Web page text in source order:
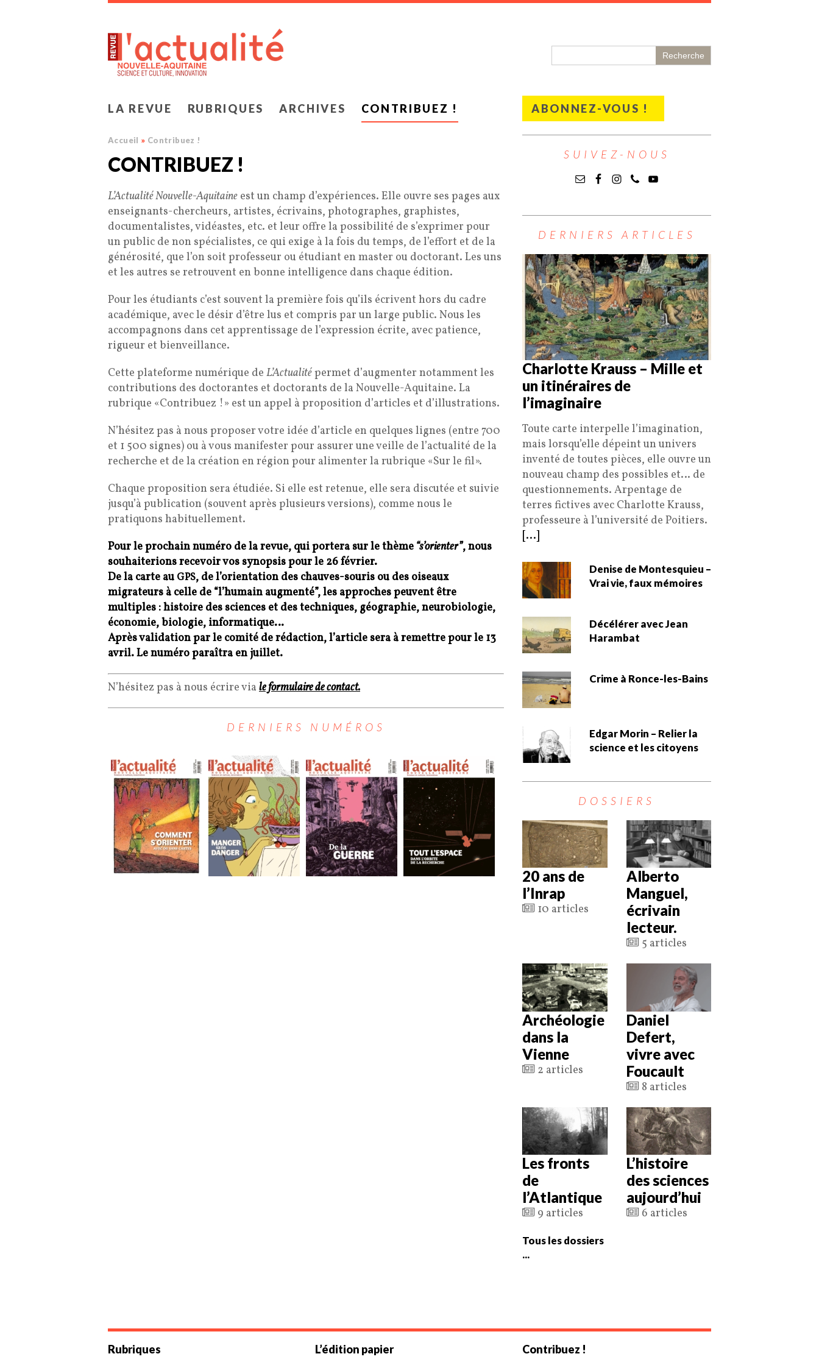
Panneau de gestion des cookies
LA REVUE RUBRIQUES ARCHIVES CONTRIBUEZ ! ABONNEZ-VOUS !
Accueil » Contribuez !
CONTRIBUEZ !
L’Actualité Nouvelle-Aquitaine est un champ d’expériences. Elle ouvre ses pages aux
enseignants-chercheurs, artistes, écrivains, photographes, graphistes,
documentalistes, vidéastes, etc. et leur offre la possibilité de s’exprimer pour
un public de non spécialistes, ce qui exige à la fois du temps, de l’effort et de la
générosité, que l’on soit professeur ou étudiant en master ou doctorant. Les uns
et les autres se retrouvent en bonne intelligence dans chaque édition.
Pour les étudiants c’est souvent la première fois qu’ils écrivent hors du cadre
académique, avec le désir d’être lus et compris par un large public. Nous les
accompagnons dans cet apprentissage de l’expression écrite, avec patience,
rigueur et bienveillance.
Cette plateforme numérique de L’Actualitépermet d’augmenter notamment les
contributions des doctorantes et doctorants de la Nouvelle-Aquitaine. La
rubrique «Contribuez !» est un appel à proposition d’articles et d’illustrations.
N’hésitez pas à nous proposer votre idée d’article en quelques lignes (entre 700
et 1 500 signes) ou à vous manifester pour assurer une veille de l’actualité de la
recherche et de la création en région pour alimenter la rubrique «Sur le fil».
Chaque proposition sera étudiée. Si elle est retenue, elle sera discutée et suivie
jusqu’à publication (souvent après plusieurs versions), comme nous le
pratiquons habituellement.
Pour le prochain numéro de la revue, qui portera sur le thème “s’orienter”, nous
souhaiterions recevoir vos synopsis pour le 26 février.
De la carte au GPS, de l’orientation des chauves-souris ou des oiseaux
migrateurs à celle de “l’humain augmenté”, les approches peuvent être
multiples :histoire des sciences et des techniques, géographie, neurobiologie,
économie, biologie, informatique…
Après validation par le comité de rédaction, l’article sera à remettre pour le 13
avril.Le numéro paraîtra en juillet.
N’hésitez pas à nous écrire via le formulaire de contact.
DERNIERS NUMÉROS
SUIVEZ-NOUS
DERNIERS ARTICLES
Charlotte Krauss – Mille et
un itinéraires de
l’imaginaire
Toute carte interpelle l’imagination,
mais lorsqu’elle dépeint un univers
inventé de toutes pièces, elle ouvre un
nouveau champ des possibles et… de
questionnements. Arpentage de
terres fictives avec Charlotte Krauss,
professeure à l’université de Poitiers.
[...]
Denise de Montesquieu –
Vrai vie, faux mémoires
Décélérer avec Jean
Harambat
Crime à Ronce-les-Bains
Edgar Morin – Relier la
science et les citoyens
DOSSIERS
20 ans de
l’Inrap
10 articles
Alberto
Manguel,
écrivain
lecteur.
5 articles
Archéologie
dans la
Vienne
2 articles
Daniel
Defert,
vivre avec
Foucault
8 articles
Les fronts
de
l’Atlantique
9 articles
L’histoire
des sciences
aujourd’hui
6 articles
Tous les dossiers
...
Rubriques L’édition papier Contribuez !